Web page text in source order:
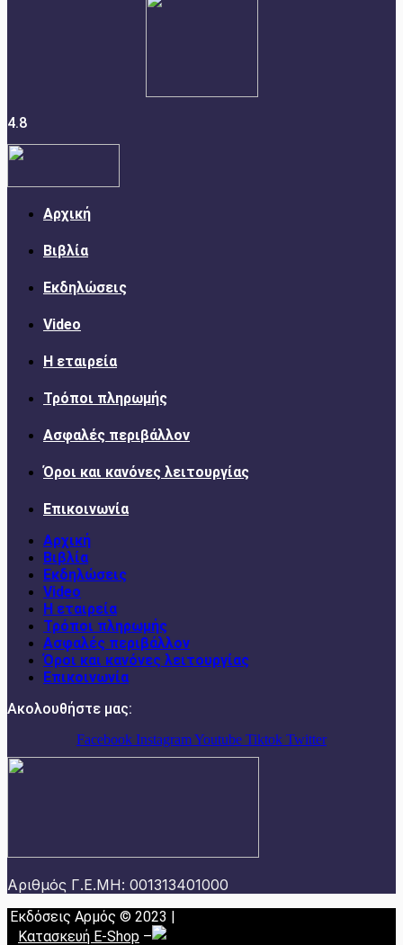
4.8
Αρχική
Βιβλία
Εκδηλώσεις
Video
Η εταιρεία
Τρόποι πληρωμής
Ασφαλές περιβάλλον
Όροι και κανόνες λειτουργίας
Επικοινωνία
Αρχική
Βιβλία
Εκδηλώσεις
Video
Η εταιρεία
Τρόποι πληρωμής
Ασφαλές περιβάλλον
Όροι και κανόνες λειτουργίας
Επικοινωνία
Ακολουθήστε μας:
Facebook InstagramYoutube Tiktok Twitter
Αριθμός Γ.Ε.ΜΗ: 001313401000
Εκδόσεις Αρμός © 2023 |
Κατασκευή E-Shop –